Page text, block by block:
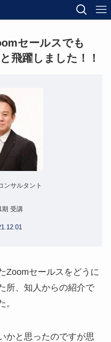
セールスでも
飛躍しました！！
サルタント
期 受講
Zoomセールスをどうに
所、知人からの紹介で
。
かと思ったのですが思